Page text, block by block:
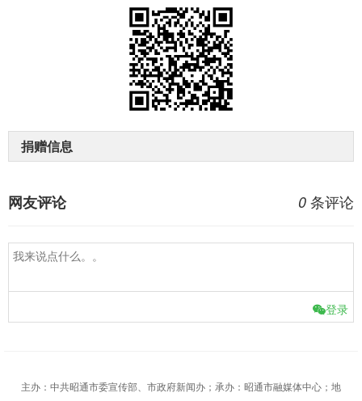
捐赠信息
0 条评论
网友评论
登录
主办：中共昭通市委宣传部、市政府新闻办；承办：昭通市融媒体中心；地